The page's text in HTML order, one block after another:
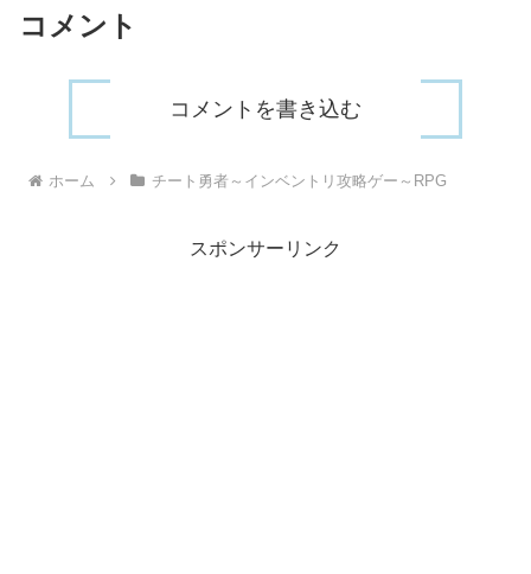
コメント
コメントを書き込む
ホーム チート勇者～インベントリ攻略ゲー～RPG
スポンサーリンク